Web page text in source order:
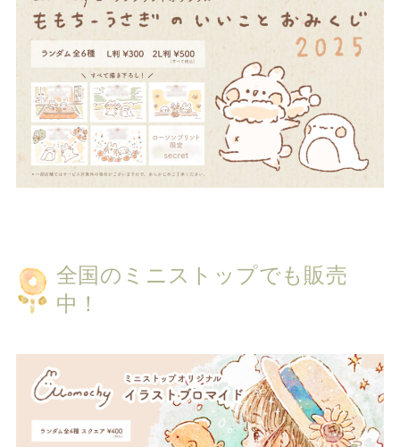
全国のミニストップでも販売
中！